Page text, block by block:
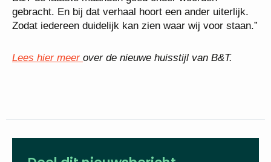
gebracht. En bij dat verhaal hoort een ander uiterlijk.
Zodat iedereen duidelijk kan zien waar wij voor staan.”
Lees hier meer over de nieuwe huisstijl van B&T.